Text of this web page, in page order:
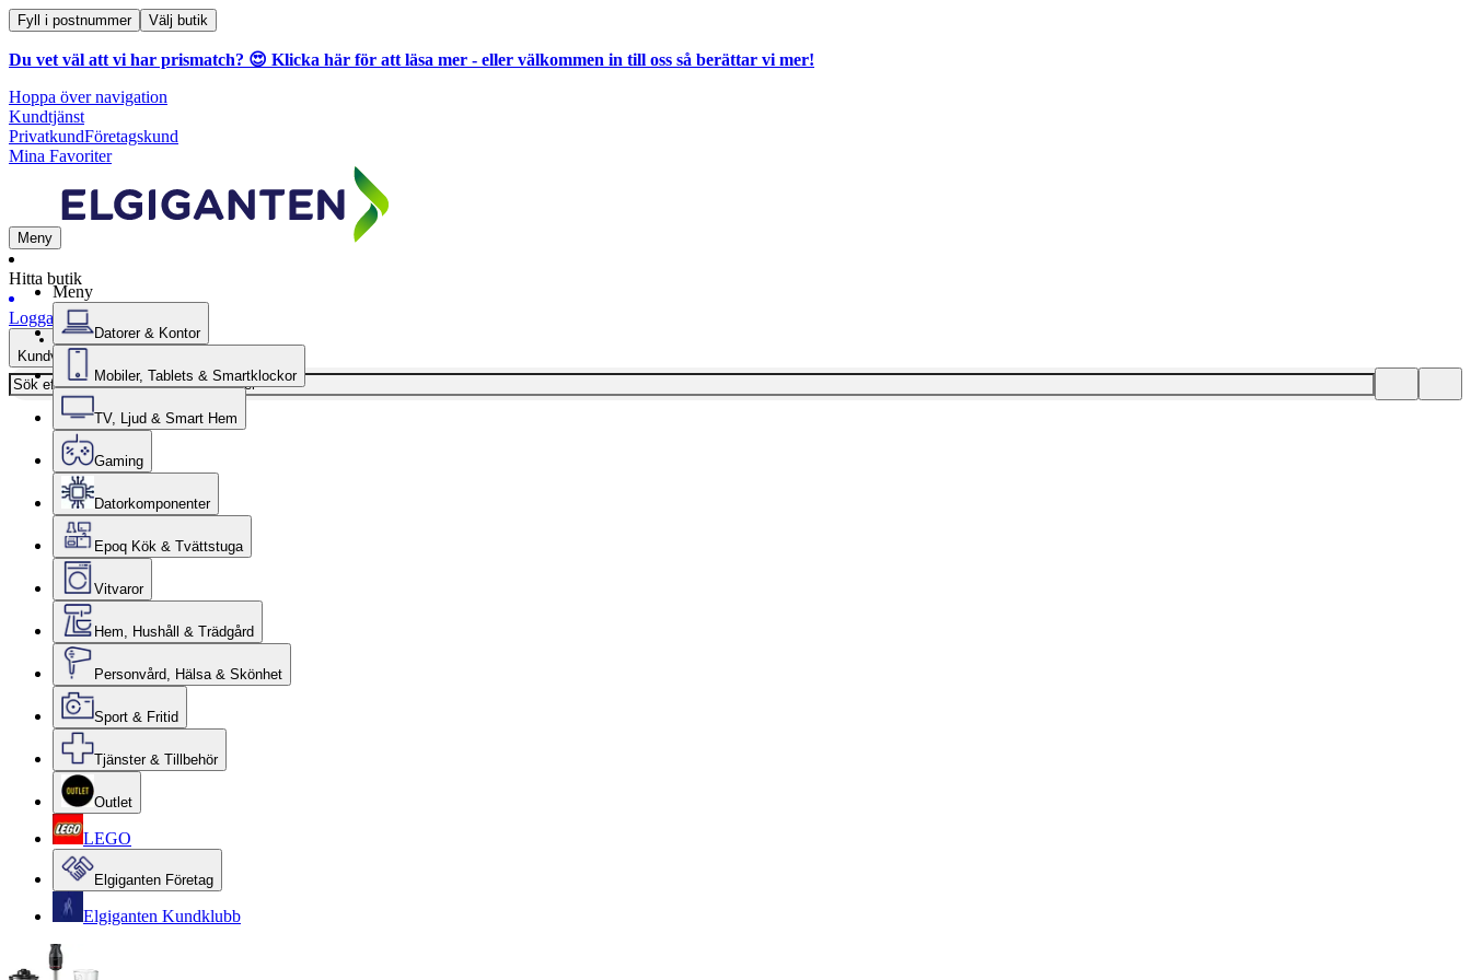
Fyll i postnummer Välj butik
Du vet väl att vi har prismatch? 😍 Klicka här för att läsa mer - eller välkommen in till oss så berättar vi mer!
Hoppa över navigation
Kundtjänst
PrivatkundFöretagskund
Mina Favoriter
Meny
Hitta butik
Logga in
Kundvagn
Meny
Datorer & Kontor
Mobiler, Tablets & Smartklockor
TV, Ljud & Smart Hem
Gaming
Datorkomponenter
Epoq Kök & Tvättstuga
Vitvaror
Hem, Hushåll & Trädgård
Personvård, Hälsa & Skönhet
Sport & Fritid
Tjänster & Tillbehör
Outlet
LEGO
Elgiganten Företag
Elgiganten Kundklubb